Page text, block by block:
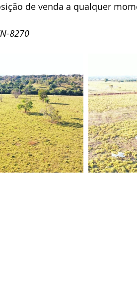
de venda a qualquer
8270